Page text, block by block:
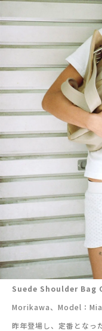
Suede Shoulder Bag
Morikawa、Model：Mia
昨年登場し、定番とな